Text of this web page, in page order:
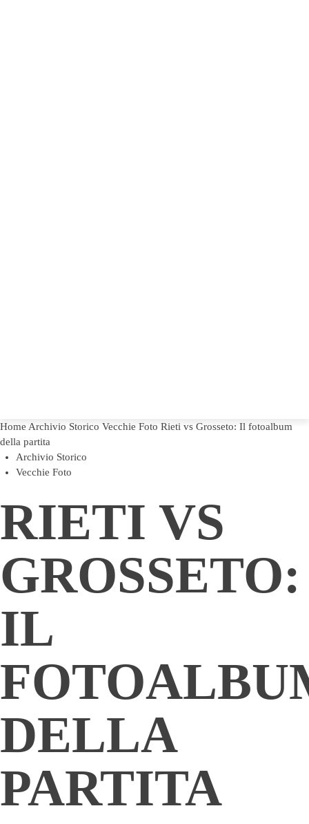
Home Archivio Storico Vecchie Foto Rieti vs Grosseto: Il fotoalbum
della partita
Archivio Storico
Vecchie Foto
RIETI VS
GROSSETO:
IL
DELLA
PARTITA